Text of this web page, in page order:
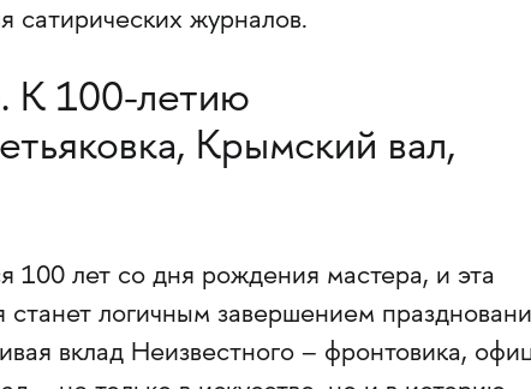
сатирических журналов.
К 100-летию
Крымский вал,
100 лет со дня рождения мастера, и эта
станет логичным завершением
вклад Неизвестного – фронтовика,